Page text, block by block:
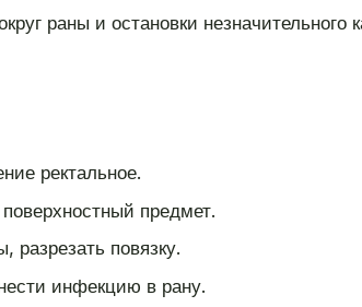
раны и остановки незначительного
ректальное.
предмет.
разрезать повязку.
инфекцию в рану.